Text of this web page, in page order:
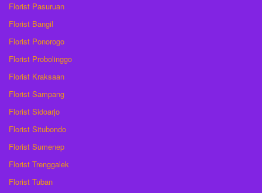
Florist Pasuruan
Florist Bangil
Florist Ponorogo
Florist Probolinggo
Florist Kraksaan
Florist Sampang
Florist Sidoarjo
Florist Situbondo
Florist Sumenep
Florist Trenggalek
Florist Tuban